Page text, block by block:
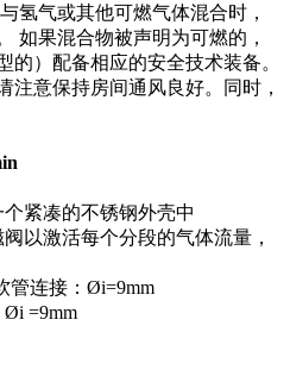
氢气或其他可燃气体混合时，
如果混合物被声明为可燃的，
的）配备相应的安全技术装备。
注意保持房间通风良好。同时，
紧凑的不锈钢外壳中
以激活每个分段的气体流量，
管连接：Øi=9mm
=9mm